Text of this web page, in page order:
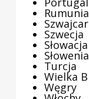
Rumunia
Szwecja
Słowacja
Słowenia
Turcja
Wielka
Węgry